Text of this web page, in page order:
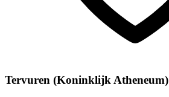
Tervuren (Koninklijk Atheneum)